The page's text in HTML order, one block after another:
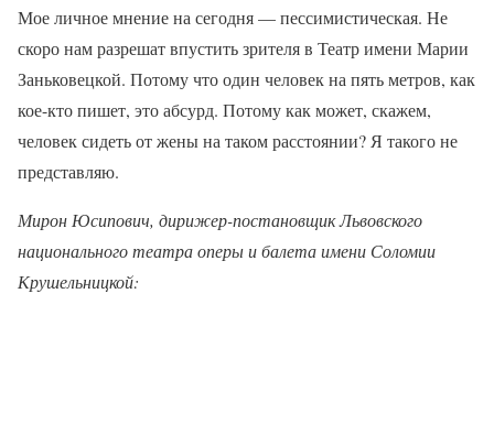
Мое личное мнение на сегодня — пессимистическая. Не
скоро нам разрешат впустить зрителя в Театр имени Марии
Заньковецкой. Потому что один человек на пять метров, как
кое-кто пишет, это абсурд. Потому как может, скажем,
человек сидеть от жены на таком расстоянии? Я такого не
представляю.
Мирон Юсипович, дирижер-постановщик Львовского
национального театра оперы и балета имени Соломии
Крушельницкой: